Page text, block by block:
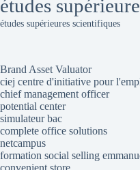
études
études supérieures scientifiques
Brand Asset Valuator
ciej centre d'initiative pour
chief management officer
potential center
simulateur bac
complete office solutions
netcampus
formation social selling
convenient store